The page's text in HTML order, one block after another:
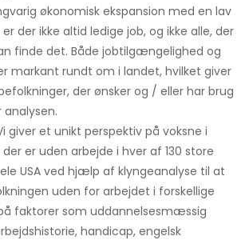
økonomisk ekspansion med en lav
der ikke altid ledige job, og ikke alle, der
finde det. Både jobtilgængelighed og
markant rundt om i landet, hvilket giver
der ønsker og / eller har brug
analysen.
giver et unikt perspektiv på voksne i
er uden arbejde i hver af 130 store
USA ved hjælp af klyngeanalyse til at
uden for arbejdet i forskellige
faktorer som uddannelsesmæssig
handicap, engelsk